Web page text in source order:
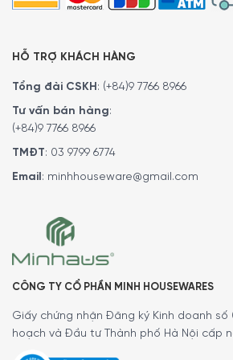
giúp tiết kiệm thời gian và đảm bảo
sạch một cách an toàn.
HỖ TRỢ KHÁCH HÀNG
Tổng đài CSKH : (+84)9 7766 8966
Tư vấn bán hàng:
(+84)9 7766 8966
TMĐT: 03 9799 6774
Email : minhhouseware@gmail.com
CÔNG TY CỔ PHẦN MINH HOUSEWARES
Giấy chứng nhận Đăng ký Kinh doanh số
hoạch và Đầu tư Thành phố Hà Nội cấp